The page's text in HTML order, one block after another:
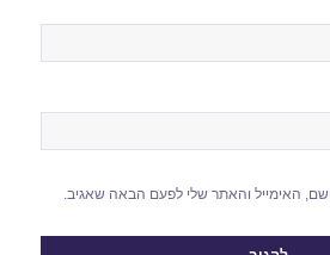
האימייל והאתר שלי לפעם הבאה שאגיב.